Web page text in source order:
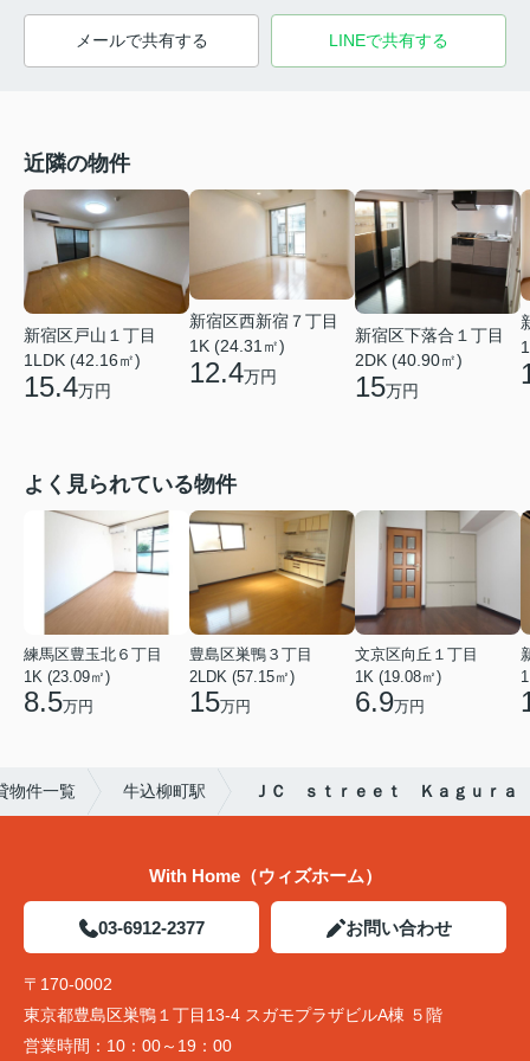
メールで共有する LINEで共有する
近隣の物件
新宿区戸山１丁目
1LDK (42.16㎡)
15.4万円
新宿区西新宿７丁目
1K (24.31㎡)
12.4万円
新宿区下落合１丁目
2DK (40.90㎡)
15万円
よく見られている物件
練馬区豊玉北６丁目
1K (23.09㎡)
8.5万円
豊島区巣鴨３丁目
2LDK (57.15㎡)
15万円
文京区向丘１丁目
1K (19.08㎡)
6.9万円
物件一覧 牛込柳町駅 ＪＣ ｓｔｒｅｅｔ Ｋａｇｕｒａ
With Home（ウィズホーム）
03-6912-2377 お問い合わせ
〒170-0002
東京都豊島区巣鴨１丁目13-4 スガモプラザビルA棟 ５階
営業時間： 10：00～19：00